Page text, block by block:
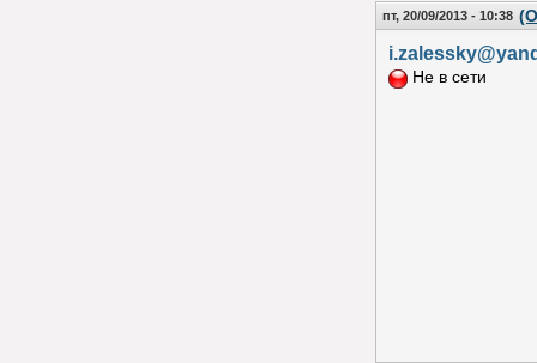
пт, 20/09/2013 - 10:38
Не в сети